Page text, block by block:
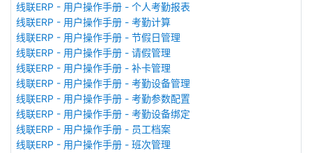
线联ERP - 用户操作手册 - 个人考勤报表
线联ERP - 用户操作手册 - 考勤计算
线联ERP - 用户操作手册 - 节假日管理
线联ERP - 用户操作手册 - 请假管理
线联ERP - 用户操作手册 - 补卡管理
线联ERP - 用户操作手册 - 考勤设备管理
线联ERP - 用户操作手册 - 考勤参数配置
线联ERP - 用户操作手册 - 考勤设备绑定
线联ERP - 用户操作手册 - 员工档案
线联ERP - 用户操作手册 - 班次管理